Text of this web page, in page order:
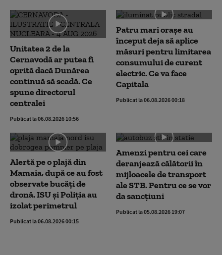
Unitatea 2 de la
Cernavodă ar putea fi
oprită dacă Dunărea
continuă să scadă. Ce
spune directorul
centralei
Publicat la 06.08.2026 10:56
Patru mari orașe au
început deja să aplice
măsuri pentru limitarea
consumului de curent
electric. Ce va face
Capitala
Publicat la 06.08.2026 00:18
Alertă pe o plajă din
Mamaia, după ce au fost
observate bucăți de
dronă. ISU și Poliția au
izolat perimetrul
Publicat la 06.08.2026 00:15
Amenzi pentru cei care
deranjează călătorii în
mijloacele de transport
ale STB. Pentru ce se vor
da sancțiuni
Publicat la 05.08.2026 19:07